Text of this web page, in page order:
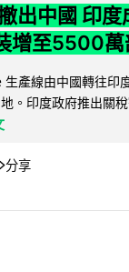
出中國 印度
增至5500萬
產線由中國轉往印
。印度政府推出關
分享